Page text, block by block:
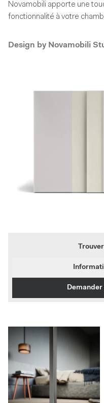
Novamobili apporte une
fonctionnalité à votre
Design by Novamobili